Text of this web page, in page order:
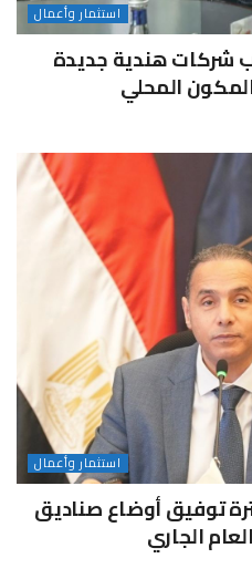
استثمار وأعمال
شركات هندية جديدة
المحلي
استثمار وأعمال
توفيق أوضاع صناديق
الجاري